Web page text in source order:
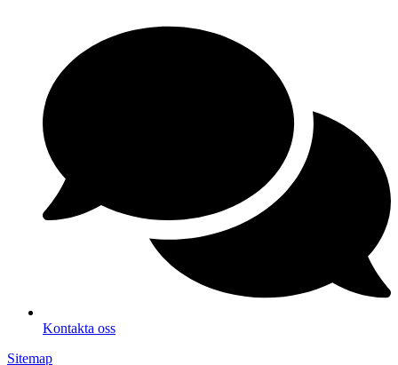
Kontakta oss
Sitemap